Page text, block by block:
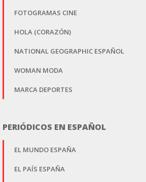
FOTOGRAMAS CINE
HOLA (CORAZÓN)
NATIONAL GEOGRAPHIC ESPAÑOL
WOMAN MODA
MARCA DEPORTES
PERIÓDICOS EN ESPAÑOL
EL MUNDO ESPAÑA
EL PAÍS ESPAÑA